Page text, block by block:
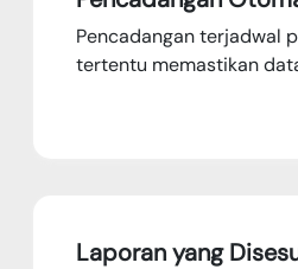
Pencadangan terjadwal
tertentu memastikan
Laporan yang